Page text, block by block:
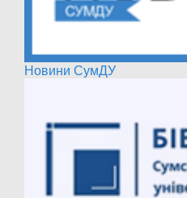
Новини СумДУ